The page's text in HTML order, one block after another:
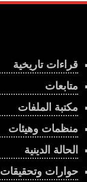
قراءات تاريخية
متابعات
مكتبة الملفات
منظمات وهيئات
الحالة الدينية
حوارات وتحقيقات